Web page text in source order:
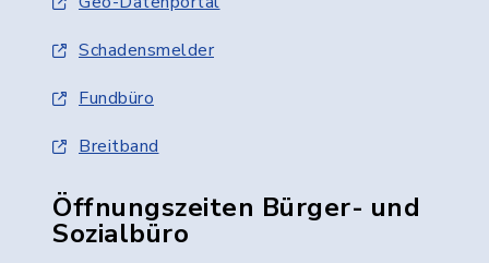
Schadensmelder
Fundbüro
Breitband
Öffnungszeiten Bürger- und
Sozialbüro